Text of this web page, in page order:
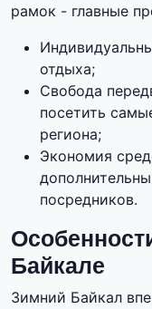
рамок - главные
отдыха;
Свобода
посетить
региона;
Экономия
посредников.
Байкале
Зимний Байкал